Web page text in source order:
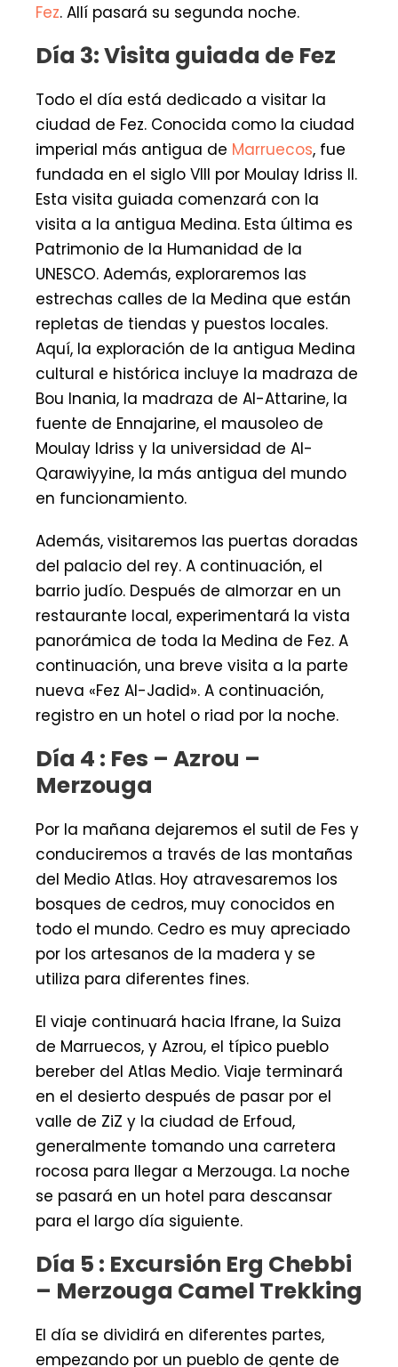
Fez. Allí pasará su segunda noche.
Día 3: Visita guiada de Fez
Todo el día está dedicado a visitar la
ciudad de Fez. Conocida como la ciudad
imperial más antigua de Marruecos, fue
fundada en el siglo VIII por Moulay Idriss II.
Esta visita guiada comenzará con la
visita a la antigua Medina. Esta última es
Patrimonio de la Humanidad de la
UNESCO. Además, exploraremos las
estrechas calles de la Medina que están
repletas de tiendas y puestos locales.
Aquí, la exploración de la antigua Medina
cultural e histórica incluye la madraza de
Bou Inania, la madraza de Al-Attarine, la
fuente de Ennajarine, el mausoleo de
Moulay Idriss y la universidad de Al-
Qarawiyyine, la más antigua del mundo
en funcionamiento.
Además, visitaremos las puertas doradas
del palacio del rey. A continuación, el
barrio judío. Después de almorzar en un
restaurante local, experimentará la vista
panorámica de toda la Medina de Fez. A
continuación, una breve visita a la parte
nueva «Fez Al-Jadid». A continuación,
registro en un hotel o riad por la noche.
Día 4 : Fes – Azrou –
Merzouga
Por la mañana dejaremos el sutil de Fes y
conduciremos a través de las montañas
del Medio Atlas. Hoy atravesaremos los
bosques de cedros, muy conocidos en
todo el mundo. Cedro es muy apreciado
por los artesanos de la madera y se
utiliza para diferentes fines.
El viaje continuará hacia Ifrane, la Suiza
de Marruecos, y Azrou, el típico pueblo
bereber del Atlas Medio. Viaje terminará
en el desierto después de pasar por el
valle de ZiZ y la ciudad de Erfoud,
generalmente tomando una carretera
rocosa para llegar a Merzouga. La noche
se pasará en un hotel para descansar
para el largo día siguiente.
Día 5 : Excursión Erg Chebbi
– Merzouga Camel Trekking
El día se dividirá en diferentes partes,
empezando por un pueblo de gente de